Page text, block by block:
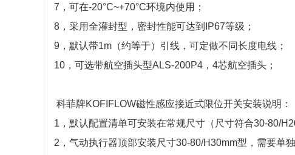
7，可在-20°C~+70°C环境内使用；
8，采用全灌封型，密封性能可达到IP67等级；
9，默认带1m（约等于）引线，可定做不同长度电线；
10，可选带航空插头型ALS-200P4，4芯航空插头；
科菲牌KOFIFLOW磁性感应接近式限位开关安装说明：
1，默认配置清单可安装在常规尺寸（尺寸符合30-80/
2，气动执行器顶部安装尺寸30-80/H30mm型，需要单